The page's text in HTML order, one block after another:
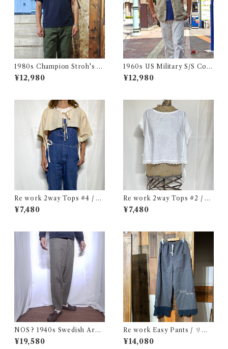
1980s Champion Stroh's W
ater Print T-Shirt Size XL /
チャンピオン トリコ タグ 染み
¥12,980
1960s US Military S/S Cott
on Poplin Shirt / 60年代 US
AF USN ARMY コットン ポ
¥12,980
Re work 2way Tops #4 / リ
ワーク 2way トップス 古着
¥7,480
Re work 2way Tops #2 / リ
ワーク 2way トップス 古着
¥7,480
NOS ? 1940s Swedish Arm
y Wool Pants / デッドストッ
ク？ユーロ ミリタリー スウェ
¥19,580
Re work Easy Pants / リワ
ーク イージー パンツ クロシェ
& 刺繍入り
¥14,080